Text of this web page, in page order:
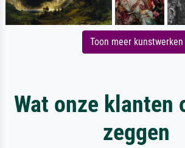
Toon meer kunstwerken
Wat onze klanten
zeggen